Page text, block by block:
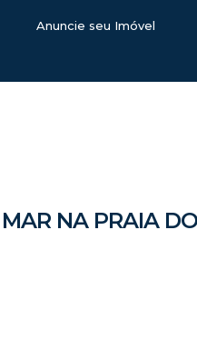
Anuncie seu Imóvel
NA PRAIA